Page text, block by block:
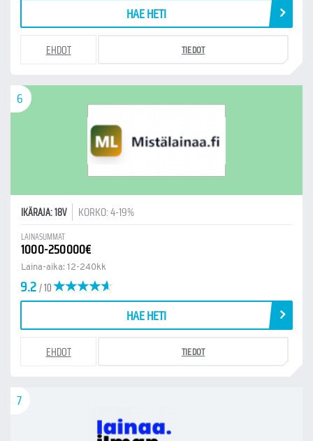
HAE HETI
EHDOT TIEDOT
6
IKÄRAJA: 18V KORKO: 4-19%
LAINASUMMAT
1000-250000€
Laina-aika: 12-240kk
9.2/ 10
HAE HETI
EHDOT TIEDOT
7